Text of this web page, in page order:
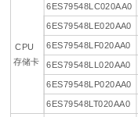
CPU
存储卡
6ES79548LC020AA0
6ES79548LE020AA0
6ES79548LF020AA0
6ES79548LL020AA0
6ES79548LP020AA0
6ES79548LT020AA0